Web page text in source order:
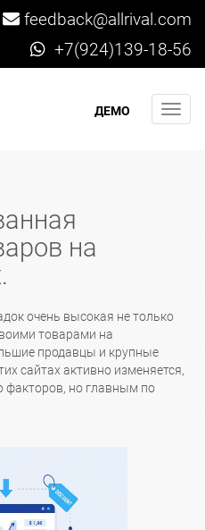
feedback@allrival.com
+7(924)139-18-56
ДЕМО
на
очень высокая не только
товарами на
продавцы и крупные
сайтах активно изменяется,
факторов, но главным по